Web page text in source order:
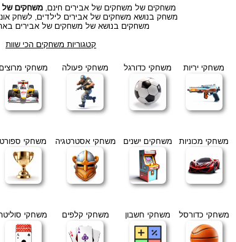
משחקים של משחקים של אבירים חינם,משחקים של
משחק בנושא משחקים של אבירים לילדים, לשחק
משחקים בנושא של משחקים של אבירים
קטגוריות משחקים הכי שוות
משחקי יריות משחקי כדורגל משחקי פעולה משחקי מרוצים
משחקי מכוניות משחקים ישנים משחקי אסטרטגיה משחקי ספורט
משחקי כדורסל משחקי חשבון משחקי קלפים משחקי